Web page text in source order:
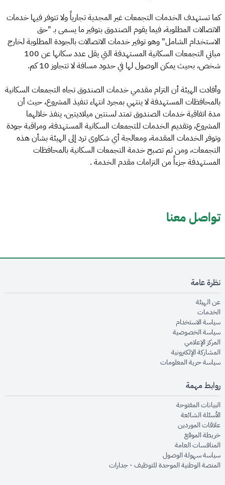
كما تستهدف الخدمات التجمعات غير المجدية تجارياً ولا تتوفر فيها خدمات
الاتصالات المطلوبة، فيما يقوم الصندوق بتوفير ما يسمى بـ "حق
الاستخدام الشامل" وهو توفير خدمات الاتصالات بالجودة المطلوبة لخارج
مباني التجمعات السكانية المستهدفة التي يقل عدد سكانها عن 100
شخص، بحيث يمكن الوصول لها في حدود مسافة لا تتجاوز 10 كم.
وأفادت الهيئة أن التزام مقدمي خدمات الصندوق تجاه التجمعات السكانية
بالمحافظات المستهدفة لا ينتهي بمجرد انتهاء تنفيذ المشروع، حيث أن
مدة اتفاقية خدمات الصندوق تمتد لسنتين ميلاديتين، ينفذ خلالهما
المشروع، وتقديم الخدمات للتجمعات السكانية المستهدفة، ومراقبة جودة
وتوفر الخدمات المقدمة، ومعالجة أي شكاوى ترد إلى الهيئة بشأن هذه
التجمعات، ومن ثم تصبح خدمة التجمعات السكانية بالمحافظات
المستهدفة جزءاً من التزامات مقدم الخدمة .
تواصل معنا
نظرة عامة
عن الهيئةopens in new window
الخدماتopens in new window
سياسة الاستخدام
سياسة الخصوصيةopens in new window
المركز الإعلاميopens in new window
المشاركة الإلكترونيةopens in new window
سياسة حرية المعلوماتopens in new window
روابط مهمة
البيانات المفتوحةopens in new window
الأسئلة الشائعةopens in new window
علاقات الموردينopens in new window
خريطة الموقعopens in new window
المنافسات العامةopens in new window
سياسة سهولة الوصولopens in new window
المنصة الوطنية الموحدة للتوظيف - جداراتopens in new window